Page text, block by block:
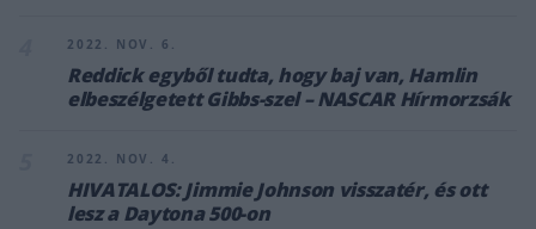
2022. NOV. 6.
Reddick egyből tudta, hogy baj van, Hamlin
elbeszélgetett Gibbs-szel – NASCAR Hírmorzsák
2022. NOV. 4.
HIVATALOS: Jimmie Johnson visszatér, és ott
lesz a Daytona 500-on